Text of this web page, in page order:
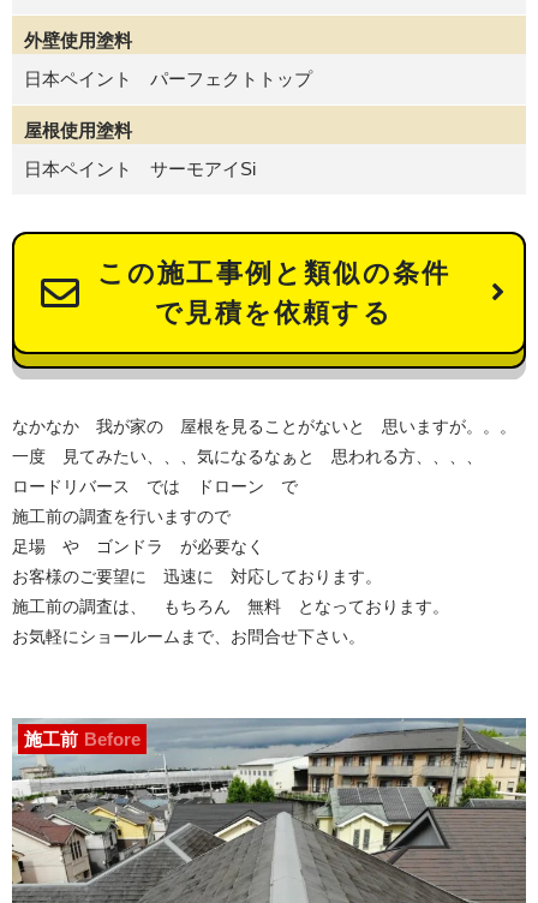
外壁使用塗料
日本ペイント パーフェクトトップ
屋根使用塗料
日本ペイント サーモアイSi
この施工事例と類似の条件
で見積を依頼する
なかなか 我が家の 屋根を見ることがないと 思いますが。。。
一度 見てみたい、、、気になるなぁと 思われる方、、、、
ロードリバース では ドローン で
施工前の調査を行いますので
足場 や ゴンドラ が必要なく
お客様のご要望に 迅速に 対応しております。
施工前の調査は、 もちろん 無料 となっております。
お気軽にショールームまで、お問合せ下さい。
施工前 Before